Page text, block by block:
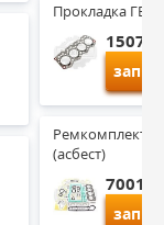
Прокладка ГБЦ
Ремкомплект
(асбест)